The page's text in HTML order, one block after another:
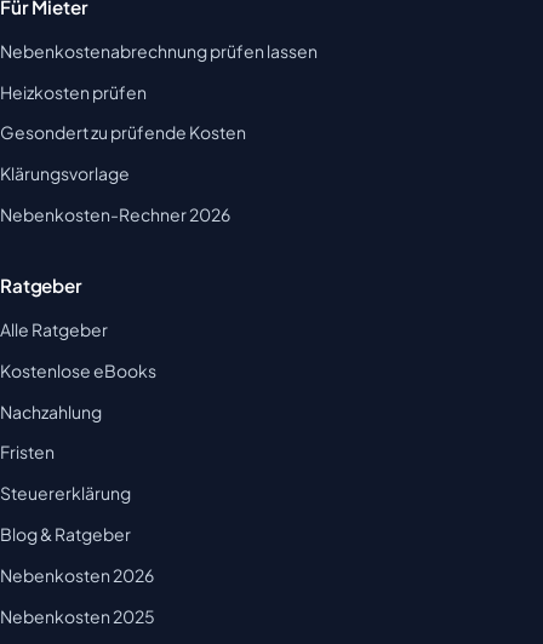
Für Mieter
Nebenkostenabrechnung prüfen lassen
Heizkosten prüfen
Gesondert zu prüfende Kosten
Klärungsvorlage
Nebenkosten-Rechner 2026
Ratgeber
Alle Ratgeber
Kostenlose eBooks
Nachzahlung
Fristen
Steuererklärung
Blog & Ratgeber
Nebenkosten 2026
Nebenkosten 2025